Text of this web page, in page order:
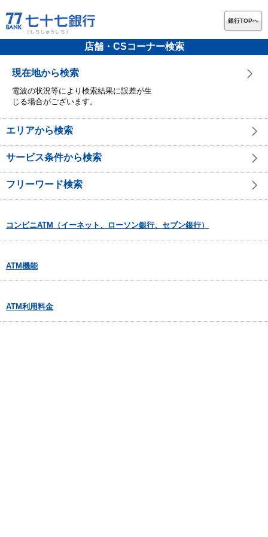
銀行TOPへ
店舗・CSコーナー検索
現在地から検索
電波の状況等により検索結果に誤差が生
じる場合がございます。
エリアから検索
サービス条件から検索
フリーワード検索
コンビニATM（イーネット、ローソン銀行、セブン銀行）
ATM機能
ATM利用料金